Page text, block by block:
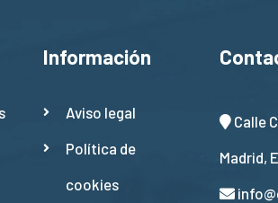
Información
Aviso legal
Política de
cookies
Calle
Madrid,